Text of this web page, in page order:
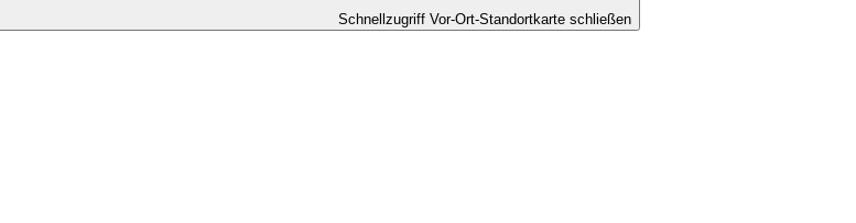
Schnellzugriff Vor-Ort-Standortkarte schließen